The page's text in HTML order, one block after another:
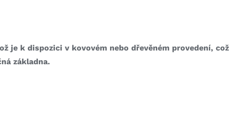
k dispozici v kovovém nebo dřevěném provedení,
základna.